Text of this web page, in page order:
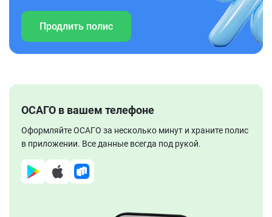
Продлить полис
ОСАГО в вашем телефоне
Оформляйте ОСАГО за несколько минут и храните полис
в приложении. Все данные всегда под рукой.